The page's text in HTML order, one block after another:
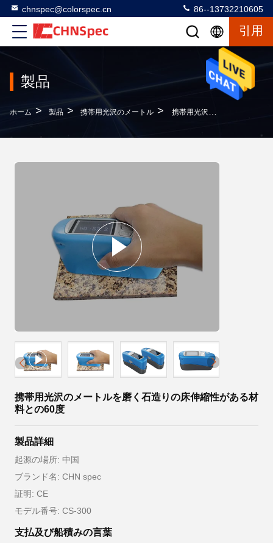
chnspec@colorspec.cn 86--13732210605
引用
製品
ホーム > 製品 > 携帯用光沢のメートル > 携帯用光沢のメートルを磨く石造りの床伸縮性がある材料との60度
携帯用光沢のメートルを磨く石造りの床伸縮性がある材
料との60度
製品詳細
起源の場所: 中国
ブランド名: CHN spec
証明: CE
モデル番号: CS-300
支払及び船積みの言葉